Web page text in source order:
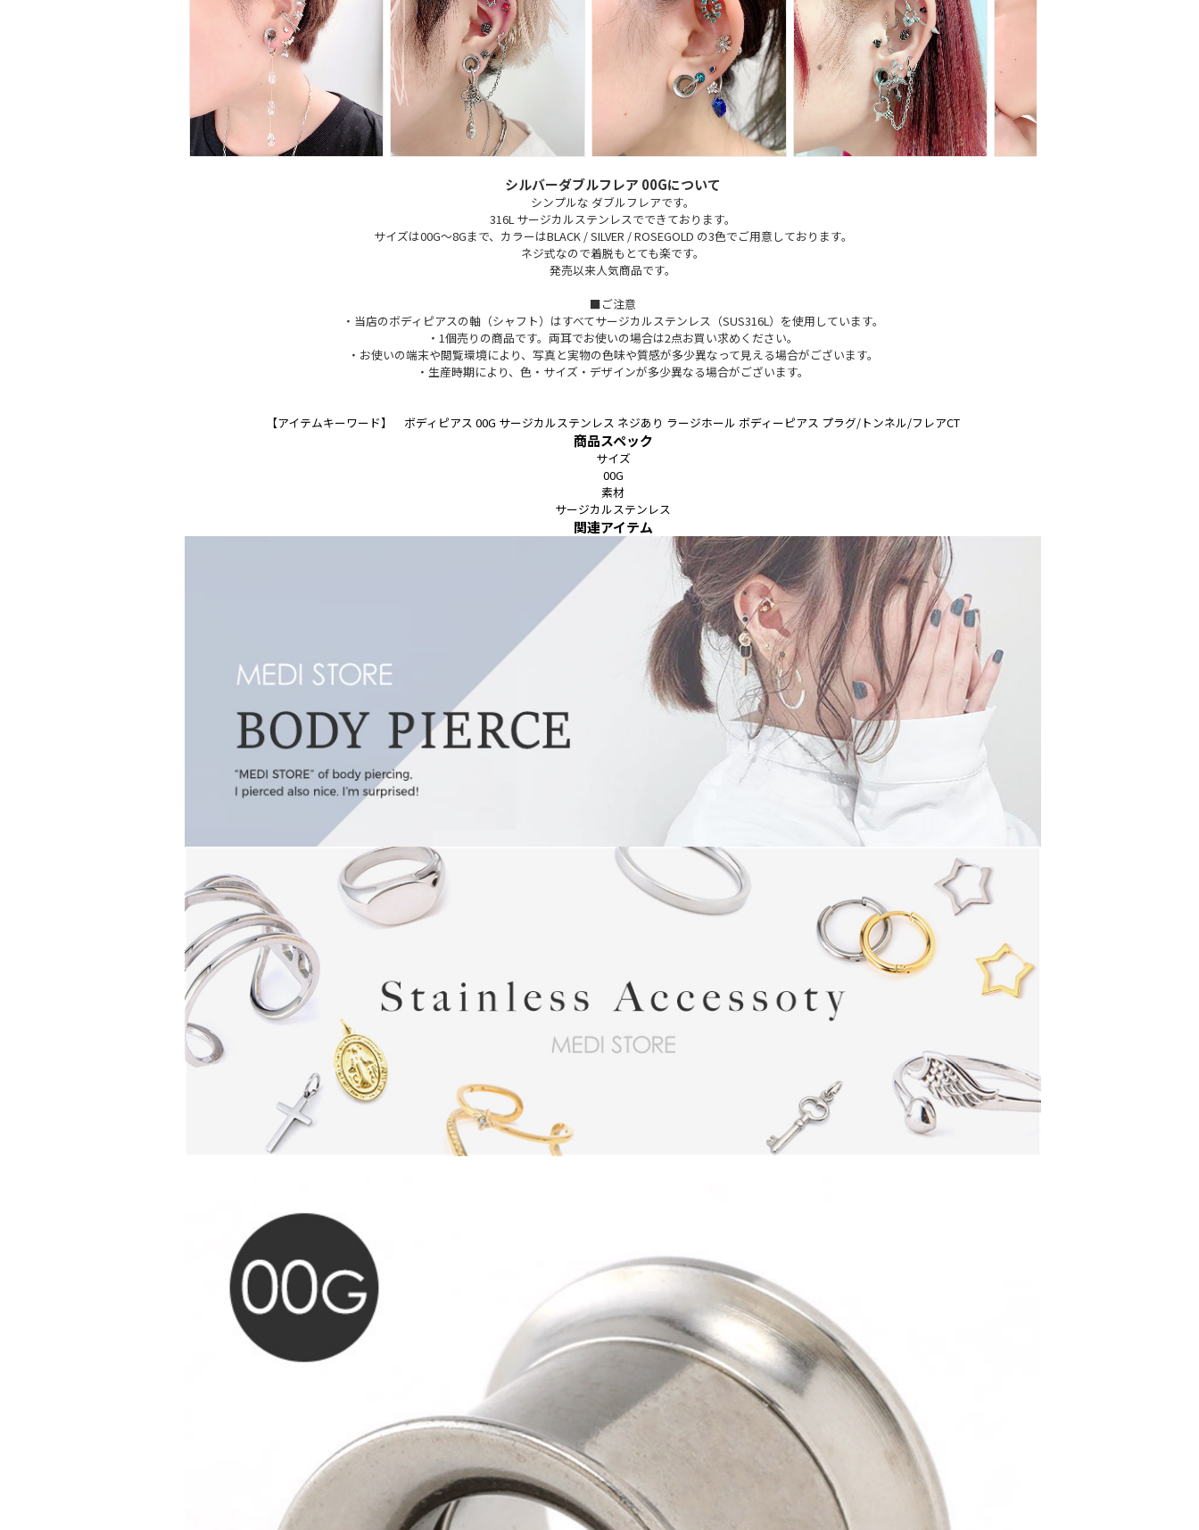
シルバーダブルフレア 00Gについて
シンプルな ダブルフレアです。
316L サージカルステンレスでできております。
サイズは00G～8Gまで、カラーはBLACK / SILVER / ROSEGOLD の3色でご用意しております。
ネジ式なので着脱もとても楽です。
発売以来人気商品です。
■ご注意
・当店のボディピアスの軸（シャフト）はすべてサージカルステンレス（SUS316L）を使用しています。
・1個売りの商品です。両耳でお使いの場合は2点お買い求めください。
・お使いの端末や閲覧環境により、写真と実物の色味や質感が多少異なって見える場合がございます。
・生産時期により、色・サイズ・デザインが多少異なる場合がございます。
【アイテムキーワード】 ボディピアス 00G サージカルステンレス ネジあり ラージホール ボディーピアス プラグ/トンネル/フレアCT
商品スペック
サイズ
00G
素材
サージカルステンレス
関連アイテム